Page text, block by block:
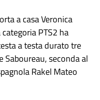
a casa Veronica
PTS2 ha
a testa durato tre
Saboureau, seconda al
Rakel Mateo